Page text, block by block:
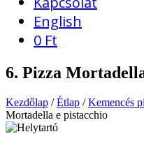
English
0 Ft
6. Pizza
Kezdőlap /Étlap /Kemencés
Mortadella e pistacchio